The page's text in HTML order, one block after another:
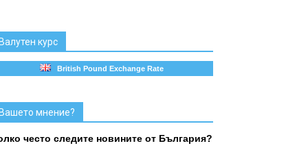
курс
British Pound Exchange Rate
мнение?
често следите новините от България?